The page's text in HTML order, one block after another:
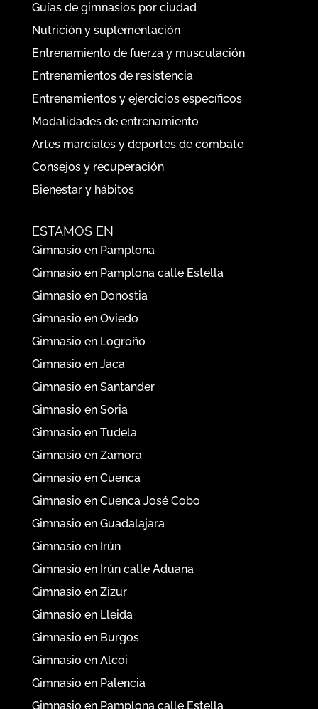
Guías de gimnasios por ciudad
Nutrición y suplementación
Entrenamiento de fuerza y musculación
Entrenamientos de resistencia
Entrenamientos y ejercicios específicos
Modalidades de entrenamiento
Artes marciales y deportes de combate
Consejos y recuperación
Bienestar y hábitos
ESTAMOS EN
Gimnasio en Pamplona
Gimnasio en Pamplona calle Estella
Gimnasio en Donostia
Gimnasio en Oviedo
Gimnasio en Logroño
Gimnasio en Jaca
Gimnasio en Santander
Gimnasio en Soria
Gimnasio en Tudela
Gimnasio en Zamora
Gimnasio en Cuenca
Gimnasio en Cuenca José Cobo
Gimnasio en Guadalajara
Gimnasio en Irún
Gimnasio en Irún calle Aduana
Gimnasio en Zizur
Gimnasio en Lleida
Gimnasio en Burgos
Gimnasio en Alcoi
Gimnasio en Palencia
Gimnasio en Pamplona calle Estella